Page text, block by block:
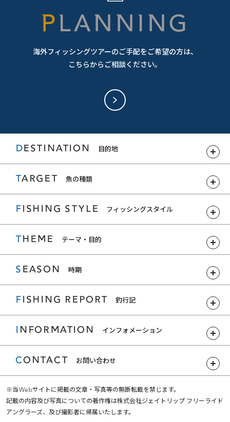
PLANNING
海外フィッシングツアーのご手配をご希望の方は、
こちらからご相談ください。
DESTINATION 目的地
TARGET 魚の種類
FISHING STYLE フィッシングスタイル
THEME テーマ・目的
SEASON 時期
FISHING REPORT 釣行記
INFORMATION インフォメーション
CONTACT お問い合わせ
※当Webサイトに掲載の文章・写真等の無断転載を禁じます。
記載の内容及び写真についての著作権は株式会社ジェイトリップ フリーライド
アングラーズ、及び撮影者に帰属いたします。